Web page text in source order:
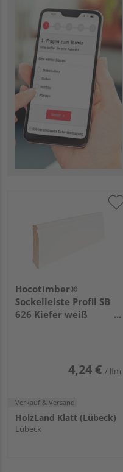
Hocotimber®
Sockelleiste Profil SB
626 Kiefer weiß
4,24 € / lfm
Verkauf & Versand
HolzLand Klatt (Lübeck)
Lübeck